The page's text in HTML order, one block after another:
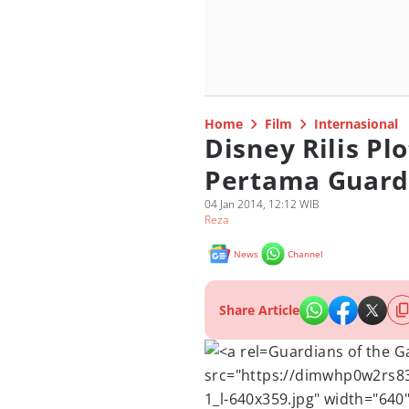
Home Film Internasional
Disney Rilis
Pertama
04 Jan 2014, 12:12 WIB
Reza
News Channel
Share Article
Guardians of the
src="https://
1_l-640x359.jpg"